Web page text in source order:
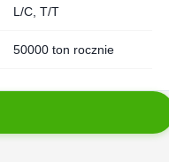
L/C, T/T
50000 ton rocznie